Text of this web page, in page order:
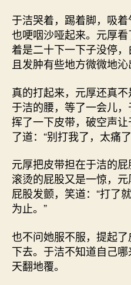
于洁哭着，踢着脚，吸
也哽咽沙哑起来。元厚
着是二十下一下子没停
且发肿有些地方微微地沁
真的打起来，元厚还真
于洁的腰，等了一会儿
挥了一下皮带，破空声
了道：“别打我了，太痛
元厚把皮带担在于洁的
滚烫的屁股又是一惊，
屁股发颤，笑道：“打了
为止。”
也不问她服不服，提起
下去。于洁不知道自己
天翻地覆。